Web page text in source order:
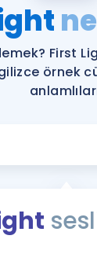
Şifremi
ÜYE
Takvimi
First
örnek